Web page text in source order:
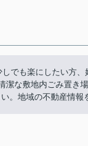
でも楽にしたい方
な敷地内ごみ置き
。地域の不動産情報